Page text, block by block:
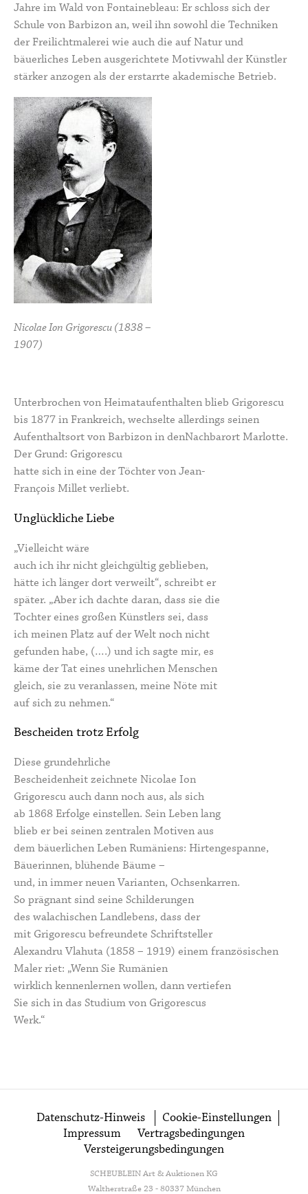
Jahre im Wald von Fontainebleau: Er schloss sich der
Schule von Barbizon an, weil ihn sowohl die Techniken
der Freilichtmalerei wie auch die auf Natur und
bäuerliches Leben ausgerichtete Motivwahl der Künstler
stärker anzogen als der erstarrte akademische Betrieb.
Nicolae Ion Grigorescu (1838 –
1907)
Unterbrochen von Heimataufenthalten blieb Grigorescu
bis 1877 in Frankreich, wechselte allerdings seinen
Aufenthaltsort von Barbizon in denNachbarort Marlotte.
Der Grund: Grigorescu
hatte sich in eine der Töchter von Jean-
François Millet verliebt.
Unglückliche Liebe
„Vielleicht wäre
auch ich ihr nicht gleichgültig geblieben,
hätte ich länger dort verweilt“, schreibt er
später. „Aber ich dachte daran, dass sie die
Tochter eines großen Künstlers sei, dass
ich meinen Platz auf der Welt noch nicht
gefunden habe, (….) und ich sagte mir, es
käme der Tat eines unehrlichen Menschen
gleich, sie zu veranlassen, meine Nöte mit
auf sich zu nehmen.“
Bescheiden trotz Erfolg
Diese grundehrliche
Bescheidenheit zeichnete Nicolae Ion
Grigorescu auch dann noch aus, als sich
ab 1868 Erfolge einstellen. Sein Leben lang
blieb er bei seinen zentralen Motiven aus
dem bäuerlichen Leben Rumäniens: Hirtengespanne,
Bäuerinnen, blühende Bäume –
und, in immer neuen Varianten, Ochsenkarren.
So prägnant sind seine Schilderungen
des walachischen Landlebens, dass der
mit Grigorescu befreundete Schriftsteller
Alexandru Vlahuta (1858 – 1919) einem französischen
Maler riet: „Wenn Sie Rumänien
wirklich kennenlernen wollen, dann vertiefen
Sie sich in das Studium von Grigorescus
Werk.“
Datenschutz-Hinweis
Cookie-Einstellungen
Impressum
Vertragsbedingungen
Versteigerungsbedingungen
SCHEUBLEIN Art & Auktionen KG
Waltherstraße 23 - 80337 München